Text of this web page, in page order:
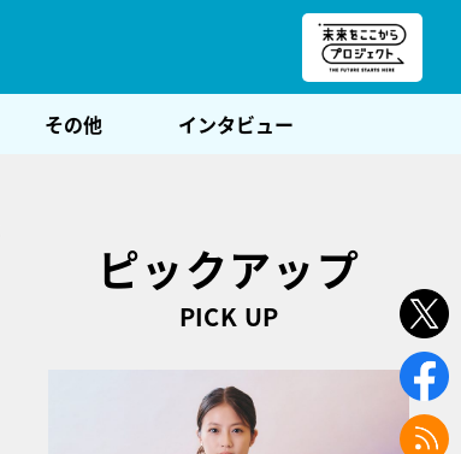
その他 インタビュー
ピックアップ
PICK UP